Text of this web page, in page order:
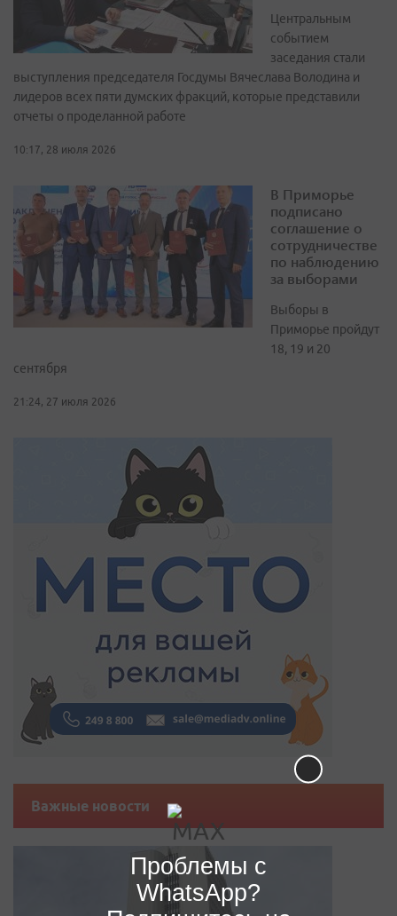
Центральным
событием
заседания стали
выступления председателя Госдумы Вячеслава Володина и
лидеров всех пяти думских фракций, которые представили
отчеты о проделанной работе
10:17, 28 июля 2026
В Приморье
подписано
соглашение о
сотрудничестве
по наблюдению
за выборами
Выборы в
Приморье пройдут
18, 19 и 20
сентября
21:24, 27 июля 2026
Важные новости
Проблемы с
WhatsApp?